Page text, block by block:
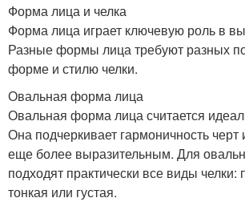
Форма лица и челка
Форма лица играет ключевую роль в
Разные формы лица требуют разных
форме и стилю челки.
Овальная форма лица
Овальная форма лица считается
Она подчеркивает гармоничность черт
еще более выразительным. Для
подходят практически все виды челки:
тонкая или густая.